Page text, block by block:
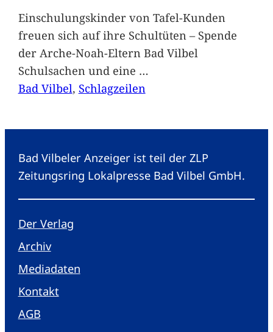
Einschulungskinder von Tafel-Kunden
freuen sich auf ihre Schultüten – Spende
der Arche-Noah-Eltern Bad Vilbel
Schulsachen und eine …
Bad Vilbel, Schlagzeilen
Bad Vilbeler Anzeiger ist teil der ZLP
Zeitungsring Lokalpresse Bad Vilbel GmbH.
Der Verlag
Archiv
Mediadaten
Kontakt
AGB